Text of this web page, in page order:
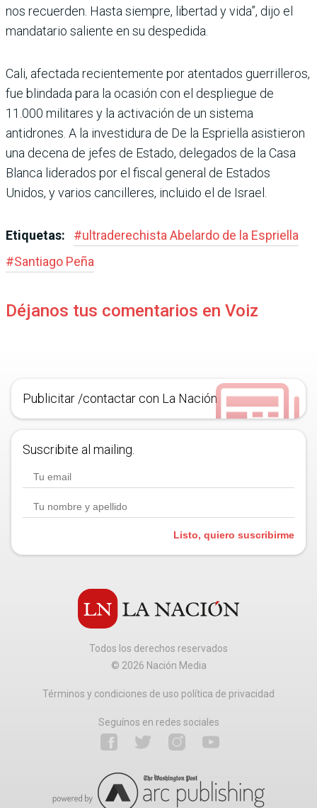
nos recuerden. Hasta siempre, libertad y vida”, dijo el
man­datario saliente en su despe­dida.
Cali, afectada recientemente por atentados guerrilleros,
fue blindada para la ocasión con el despliegue de
11.000 militares y la activación de un sistema
antidrones. A la investidura de De la Esprie­lla asistieron
una decena de jefes de Estado, delegados de la Casa
Blanca liderados por el fiscal general de Estados
Unidos, y varios cancilleres, incluido el de Israel.
Etiquetas: #ultraderechista Abe­lardo de la Espriella
#Santiago Peña
Déjanos tus comentarios en Voiz
Publicitar /contactar con La Nación
Suscribite al mailing.
Listo, quiero suscribirme
Todos los derechos reservados
© 2026 Nación Media
Términos y condiciones de uso política de privacidad
Seguínos en redes sociales